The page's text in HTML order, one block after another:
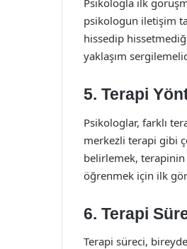
Psikologla ilk
psikologun iletişim
hissedip
yaklaşım
5. Terapi
Psikologlar, farklı
merkezli terapi gibi
belirlemek,
öğrenmek için ilk
6. Terapi
Terapi süreci,